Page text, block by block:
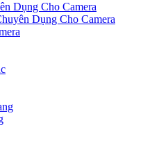
Dụng Cho Camera
Dụng Cho Camera